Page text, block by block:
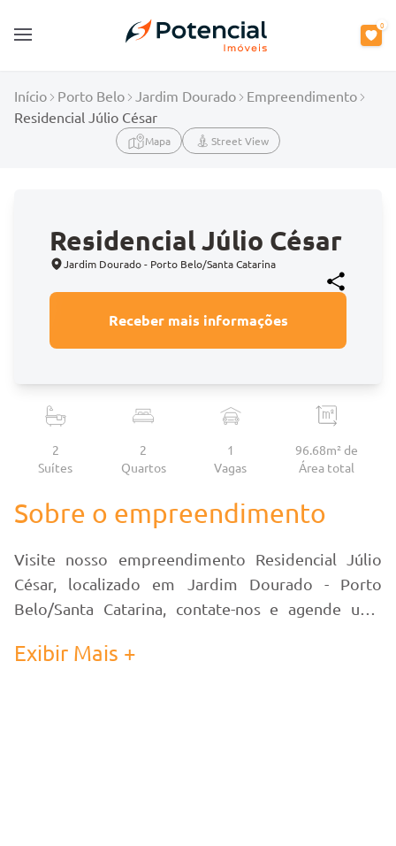
Open main menu
0
Início Porto Belo Jardim Dourado
Empreendimento
Residencial Júlio César
Mapa Street View
Residencial Júlio César
Jardim Dourado - Porto Belo/Santa Catarina
Receber mais informações
2
Suítes
2
Quartos
1
Vagas
96.68m² de
Área total
Sobre o empreendimento
Visite nosso empreendimento Residencial Júlio
César, localizado em Jardim Dourado - Porto
Belo/Santa Catarina, contate-nos e agende uma
Exibir Mais +